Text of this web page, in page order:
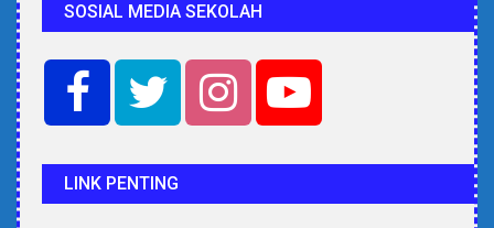
SOSIAL MEDIA SEKOLAH
LINK PENTING